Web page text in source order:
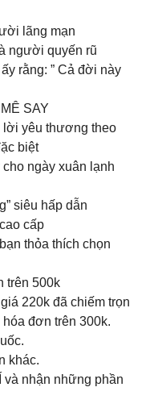
lãng mạn
người quyến rũ
rằng: ” Cả đời này
SAY
lời yêu thương theo
biệt
ngày xuân lạnh
siêu hấp dẫn
cấp
thỏa thích chọn
trên 500k
220k đã chiếm trọn
đơn trên 300k.
khác.
và nhận những phần